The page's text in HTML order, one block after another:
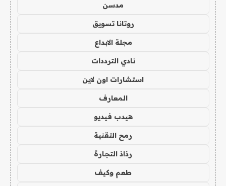
مدسن
روتانا تسويق
مجلة الابداع
نادي الترددات
استشارات اون لاين
المعارف
هيدب فيديو
رمح التقنية
رذاذ التجارة
طعم وكيف